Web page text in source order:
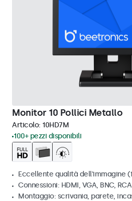
Monitor 10 Pollici Metallo
Articolo: 10HD7M
100+ pezzi disponibili
Eccellente qualità dell'immagine
Connessioni: HDMI, VGA, BNC, RCA
Montaggio: scrivania, parete,